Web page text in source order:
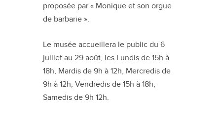
proposée par « Monique et son orgue
de barbarie ».
Le musée accueillera le public du 6
juillet au 29 août, les Lundis de 15h à
18h, Mardis de 9h à 12h, Mercredis de
9h à 12h, Vendredis de 15h à 18h,
Samedis de 9h 12h.